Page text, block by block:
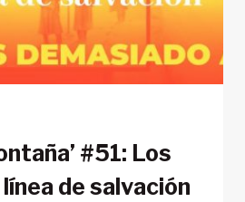
#51: Los
de salvación